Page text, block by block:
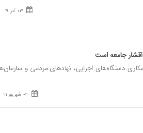
03 آذر 19
جامعه است
دستگاه‌های اجرایی، نهادهای مردمی و
03 شهریور 21